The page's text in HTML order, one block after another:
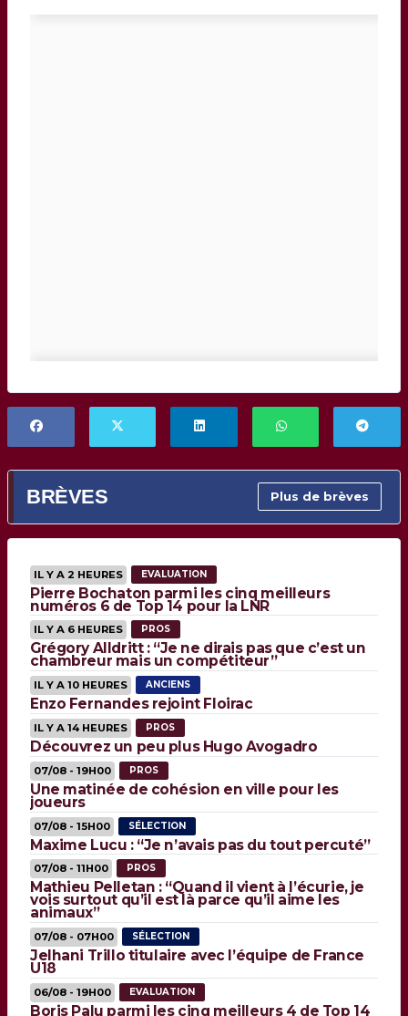
BRÈVES Plus de brèves
IL Y A 2 HEURES EVALUATION
Pierre Bochaton parmi les cinq meilleurs
numéros 6 de Top 14 pour la LNR
IL Y A 6 HEURES PROS
Grégory Alldritt : “Je ne dirais pas que c’est un
chambreur mais un compétiteur”
IL Y A 10 HEURES ANCIENS
Enzo Fernandes rejoint Floirac
IL Y A 14 HEURES PROS
Découvrez un peu plus Hugo Avogadro
07/08 - 19H00 PROS
Une matinée de cohésion en ville pour les
joueurs
07/08 - 15H00 SÉLECTION
Maxime Lucu : “Je n’avais pas du tout percuté”
07/08 - 11H00 PROS
Mathieu Pelletan : “Quand il vient à l’écurie, je
vois surtout qu’il est là parce qu’il aime les
animaux”
07/08 - 07H00 SÉLECTION
Jelhani Trillo titulaire avec l’équipe de France
U18
06/08 - 19H00 EVALUATION
Boris Palu parmi les cinq meilleurs 4 de Top 14